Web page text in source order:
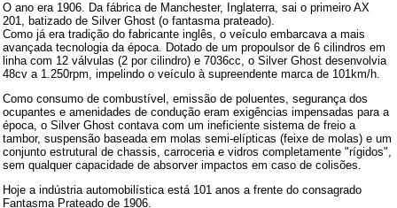
O ano era 1906. Da fábrica de Manchester, Inglaterra, sai o primeiro AX
201, batizado de Silver Ghost (o fantasma prateado).
Como já era tradição do fabricante inglês, o veículo embarcava a mais
avançada tecnologia da época. Dotado de um propoulsor de 6 cilindros em
linha com 12 válvulas (2 por cilindro) e 7036cc, o Silver Ghost desenvolvia
48cv a 1.250rpm, impelindo o veículo à supreendente marca de 101km/h.
Como consumo de combustível, emissão de poluentes, segurança dos
ocupantes e amenidades de condução eram exigências impensadas para a
época, o Silver Ghost contava com um ineficiente sistema de freio a
tambor, suspensão baseada em molas semi-elípticas (feixe de molas) e um
conjunto estrutural de chassis, carroceria e vidros completamente "rígidos",
sem qualquer capacidade de absorver impactos em caso de colisões.
Hoje a indústria automobilística está 101 anos a frente do consagrado
Fantasma Prateado de 1906.